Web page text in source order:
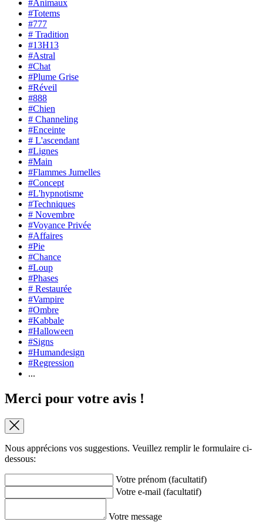
#Animaux
#Totems
#777
# Tradition
#13H13
#Astral
#Chat
#Plume Grise
#Réveil
#888
#Chien
# Channeling
#Enceinte
# L'ascendant
#Lignes
#Main
#Flammes Jumelles
#Concept
#L'hypnotisme
#Techniques
# Novembre
#Voyance Privée
#Affaires
#Pie
#Chance
#Loup
#Phases
# Restaurée
#Vampire
#Ombre
#Kabbale
#Halloween
#Signs
#Humandesign
#Regression
...
Merci pour votre avis !
Nous apprécions vos suggestions. Veuillez remplir le formulaire ci-
dessous:
Votre prénom (facultatif)
Votre e-mail (facultatif)
Votre message